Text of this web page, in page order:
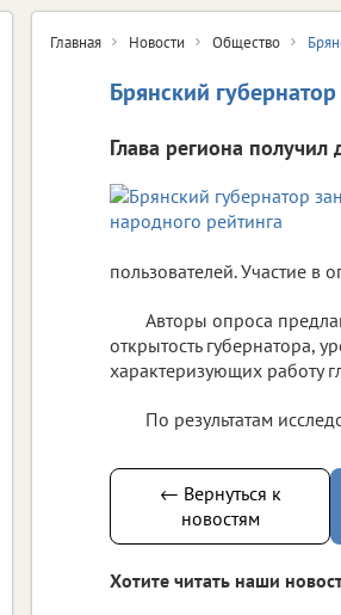
Главная Новости Общество
Брянский
Глава региона
пользователей. Участие в
Авторы опроса
открытость губернатора,
характеризующих работу
По результатам
← Вернуться к
новостям
Хотите читать наши